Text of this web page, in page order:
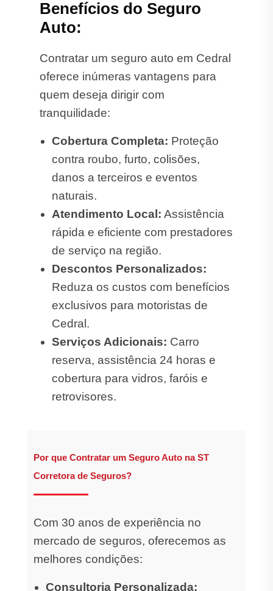
Benefícios do Seguro
Auto:
Contratar um seguro auto em Cedral
oferece inúmeras vantagens para
quem deseja dirigir com
tranquilidade:
Cobertura Completa: Proteção
contra roubo, furto, colisões,
danos a terceiros e eventos
naturais.
Atendimento Local: Assistência
rápida e eficiente com prestadores
de serviço na região.
Descontos Personalizados:
Reduza os custos com benefícios
exclusivos para motoristas de
Cedral.
Serviços Adicionais: Carro
reserva, assistência 24 horas e
cobertura para vidros, faróis e
retrovisores.
Por que Contratar um Seguro Auto na ST
Corretora de Seguros?
Com 30 anos de experiência no
mercado de seguros, oferecemos as
melhores condições:
Consultoria Personalizada: